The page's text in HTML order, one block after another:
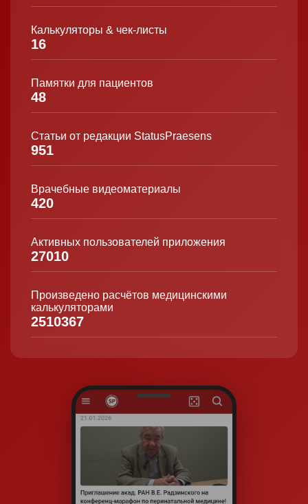
Калькуляторы & чек-листы
16
Памятки для пациентов
48
Статьи от редакции StatusPraesens
951
Врачебные видеоматериалы
420
Активных пользователей приложения
27010
Произведено расчётов медицинскими
калькуляторами
2510367